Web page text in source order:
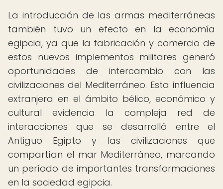
La introducción de las armas mediterráneas
también tuvo un efecto en la economía
egipcia, ya que la fabricación y comercio de
estos nuevos implementos militares generó
oportunidades de intercambio con las
civilizaciones del Mediterráneo. Esta influencia
extranjera en el ámbito bélico, económico y
cultural evidencia la compleja red de
interacciones que se desarrolló entre el
Antiguo Egipto y las civilizaciones que
compartían el mar Mediterráneo, marcando
un período de importantes transformaciones
en la sociedad egipcia.